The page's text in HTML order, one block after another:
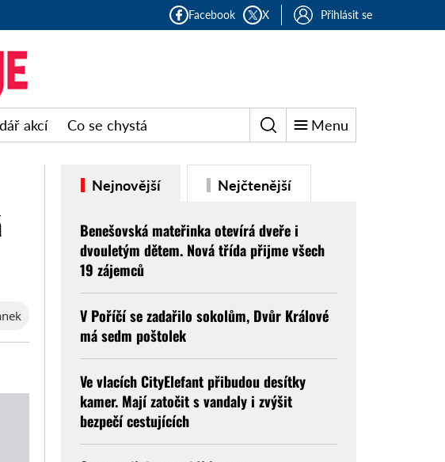
Facebook X Přihlásit se
akcí Co se chystá Menu
Nejnovější Nejčtenější
Benešovská mateřinka otevírá dveře i
dvouletým dětem. Nová třída přijme všech
19 zájemců
V Poříčí se zadařilo sokolům, Dvůr Králové
má sedm poštolek
Ve vlacích CityElefant přibudou desítky
kamer. Mají zatočit s vandaly i zvýšit
bezpečí cestujících